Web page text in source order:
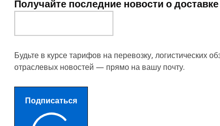
Получайте последние новости о доставке
Будьте в курсе тарифов на перевозку, логистических
отраслевых новостей — прямо на вашу почту.
Подписаться